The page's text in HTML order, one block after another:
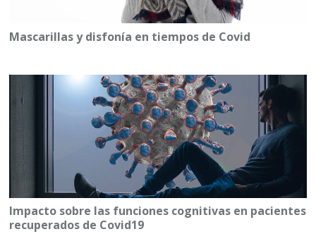
Mascarillas y disfonía en tiempos de Covid
Impacto sobre las funciones cognitivas en pacientes
recuperados de Covid19